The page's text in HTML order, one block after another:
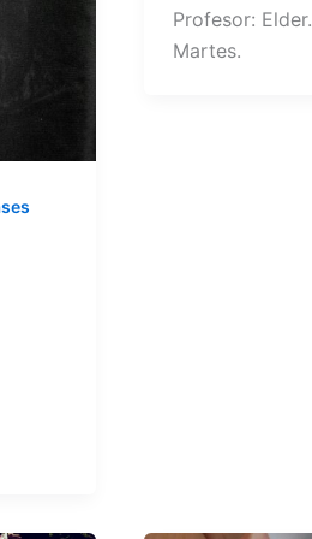
Profesor: Elder.
Martes.